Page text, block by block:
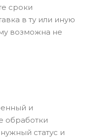
сроки
в ту или иную
возможна не
и
обработки
статус и